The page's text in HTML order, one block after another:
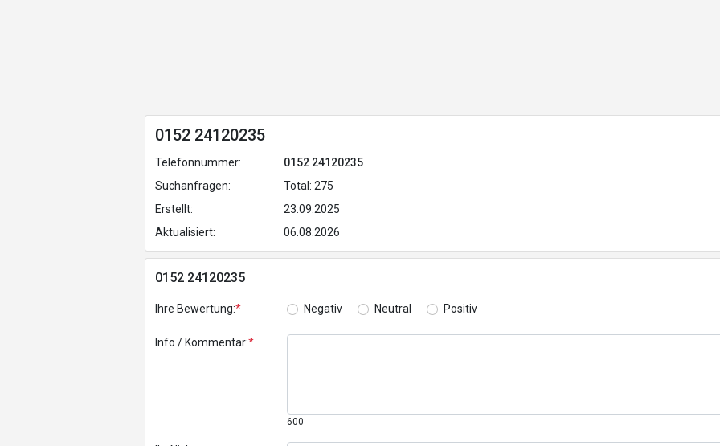
0152 24120235
Telefonnummer:
0152 24120235
Suchanfragen:
Total: 275
Erstellt:
23.09.2025
Aktualisiert:
06.08.2026
0152 24120235
Ihre Bewertung:* Negativ Neutral Positiv
Info / Kommentar:*
600